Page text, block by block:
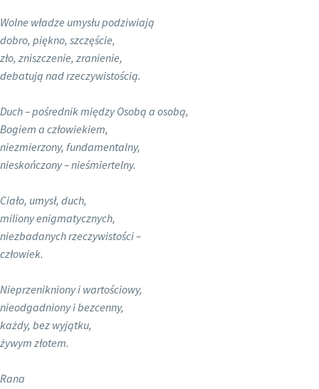
Wolne władze umysłu podziwiają
dobro, piękno, szczęście,
zło, zniszczenie, zranienie,
debatują nad rzeczywistością.
Duch – pośrednik między Osobą a osobą,
Bogiem a człowiekiem,
niezmierzony, fundamentalny,
nieskończony – nieśmiertelny.
Ciało, umysł, duch,
miliony enigmatycznych,
niezbadanych rzeczywistości –
człowiek.
Nieprzenikniony i wartościowy,
nieodgadniony i bezcenny,
każdy, bez wyjątku,
żywym złotem.
Rana